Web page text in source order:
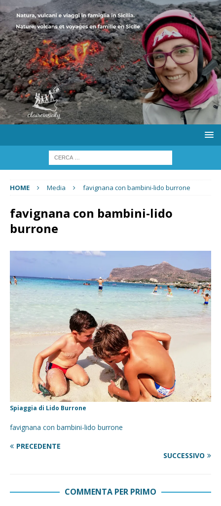
HOME Media favignana con bambini-lido burrone
favignana con bambini-lido
burrone
Spiaggia di Lido Burrone
favignana con bambini-lido burrone
PRECEDENTE
SUCCESSIVO
COMMENTA PER PRIMO